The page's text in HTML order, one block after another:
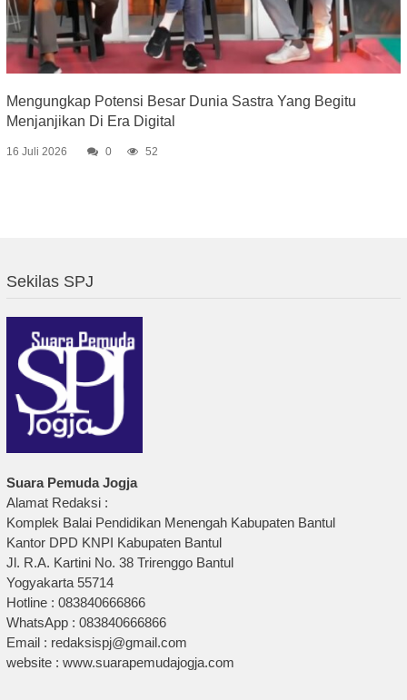
Mengungkap Potensi Besar Dunia Sastra Yang Begitu
Menjanjikan Di Era Digital
16 Juli 2026 0 52
Sekilas SPJ
Suara Pemuda Jogja
Alamat Redaksi :
Komplek Balai Pendidikan Menengah Kabupaten Bantul
Kantor DPD KNPI Kabupaten Bantul
Jl. R.A. Kartini No. 38 Trirenggo Bantul
Yogyakarta 55714
Hotline : 083840666866
WhatsApp : 083840666866
Email : redaksispj@gmail.com
website : www.suarapemudajogja.com